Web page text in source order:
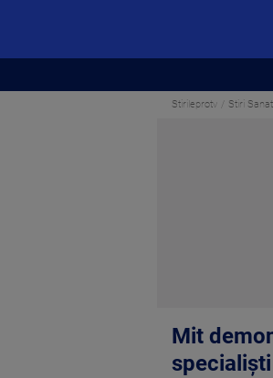
Stirileprotv Stiri
Mit
specialiști